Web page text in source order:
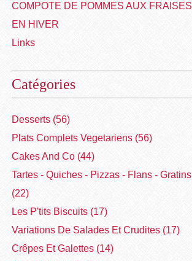
COMPOTE DE POMMES AUX FRAISES
EN HIVER
Links
Catégories
Desserts (56)
Plats Complets Vegetariens (56)
Cakes And Co (44)
Tartes - Quiches - Pizzas - Flans - Gratins
(22)
Les P'tits Biscuits (17)
Variations De Salades Et Crudites (17)
Crêpes Et Galettes (14)